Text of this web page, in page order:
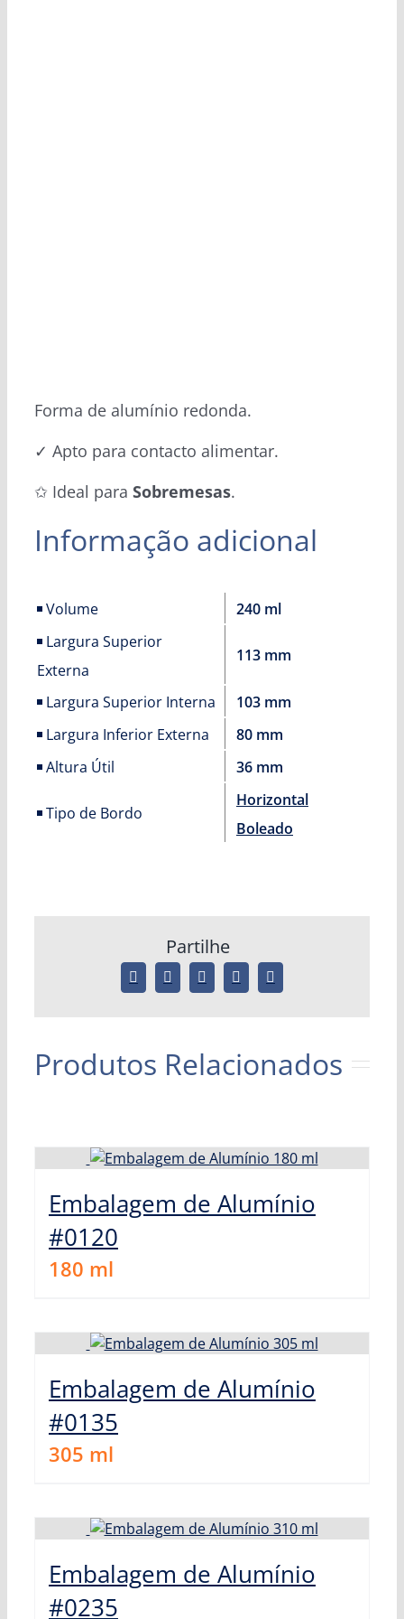
Forma de alumínio redonda.
✓ Apto para contacto alimentar.
✩ Ideal para Sobremesas.
Informação adicional
Volume
240 ml
Largura Superior
Externa
113 mm
Largura Superior Interna
103 mm
Largura Inferior Externa
80 mm
Altura Útil
36 mm
Tipo de Bordo
Horizontal
Boleado
Partilhe
Produtos Relacionados
Embalagem de Alumínio
#0120
180 ml
Embalagem de Alumínio
#0135
305 ml
Embalagem de Alumínio
#0235